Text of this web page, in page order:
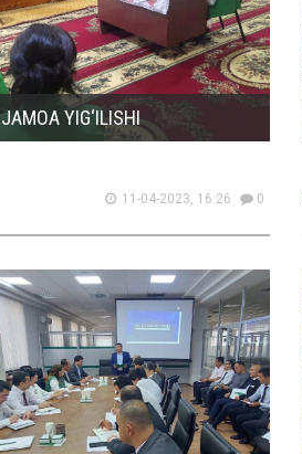
JAMOA YIG‘ILISHI
11-04-2023, 16:26 0